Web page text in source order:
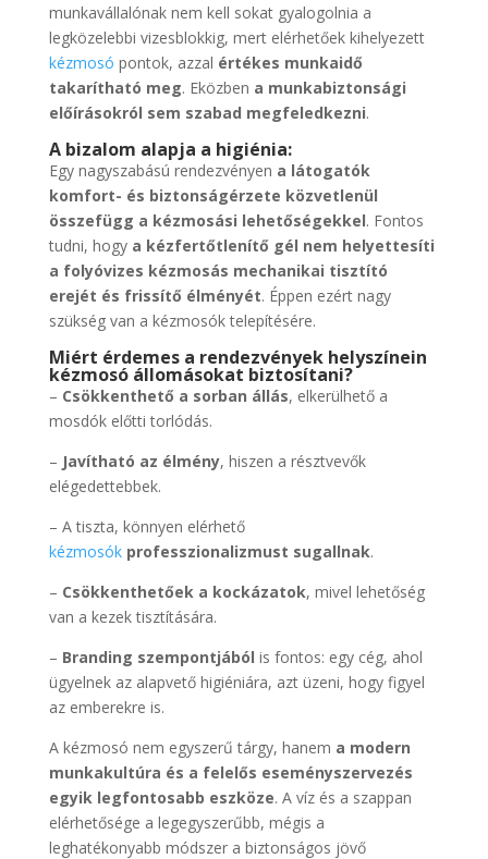
munkavállalónak nem kell sokat gyalogolnia a
legközelebbi vizesblokkig, mert elérhetőek kihelyezett
kézmosó pontok, azzal értékes munkaidő
takarítható meg. Eközben a munkabiztonsági
előírásokról sem szabad megfeledkezni.
A bizalom alapja a higiénia:
Egy nagyszabású rendezvényen a látogatók
komfort- és biztonságérzete közvetlenül
összefügg a kézmosási lehetőségekkel. Fontos
tudni, hogy a kézfertőtlenítő gél nem helyettesíti
a folyóvizes kézmosás mechanikai tisztító
erejét és frissítő élményét. Éppen ezért nagy
szükség van a kézmosók telepítésére.
Miért érdemes a rendezvények helyszínein
kézmosó állomásokat biztosítani?
– Csökkenthető a sorban állás, elkerülhető a
mosdók előtti torlódás.
– Javítható az élmény, hiszen a résztvevők
elégedettebbek.
– A tiszta, könnyen elérhető
kézmosók professzionalizmust sugallnak.
– Csökkenthetőek a kockázatok, mivel lehetőség
van a kezek tisztítására.
– Branding szempontjából is fontos: egy cég, ahol
ügyelnek az alapvető higiéniára, azt üzeni, hogy figyel
az emberekre is.
A kézmosó nem egyszerű tárgy, hanem a modern
munkakultúra és a felelős eseményszervezés
egyik legfontosabb eszköze. A víz és a szappan
elérhetősége a legegyszerűbb, mégis a
leghatékonyabb módszer a biztonságos jövő